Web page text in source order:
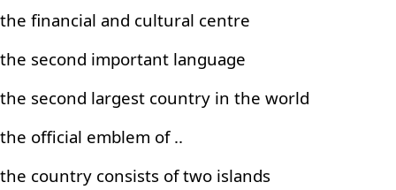
the financial and cultural centre
the second important language
the second largest country in the world
the official emblem of ..
the country consists of two islands